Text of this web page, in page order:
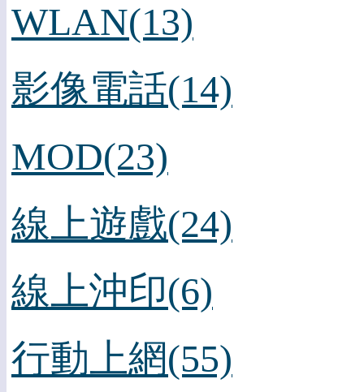
WLAN(13)
影像電話(14)
MOD(23)
線上遊戲(24)
線上沖印(6)
行動上網(55)